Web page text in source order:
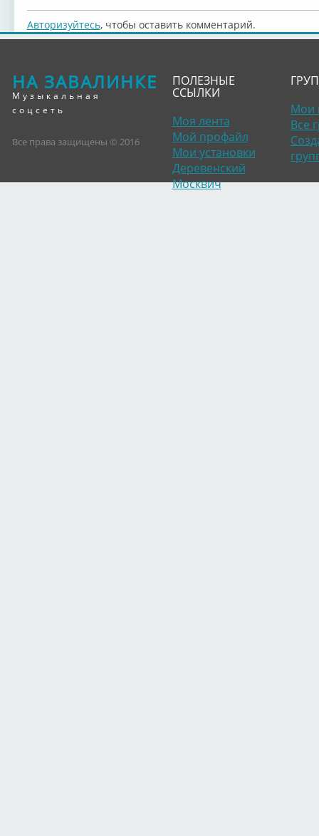
Авторизуйтесь, чтобы оставить комментарий.
НА ЗАВАЛИНКЕ
Музыкальная
соцсеть
Все права защищены © 2016
ПОЛЕЗНЫЕ
ССЫЛКИ
Моя лента
Мой профайл
Мои установки
Деревенский
Москвич
Мои
Все